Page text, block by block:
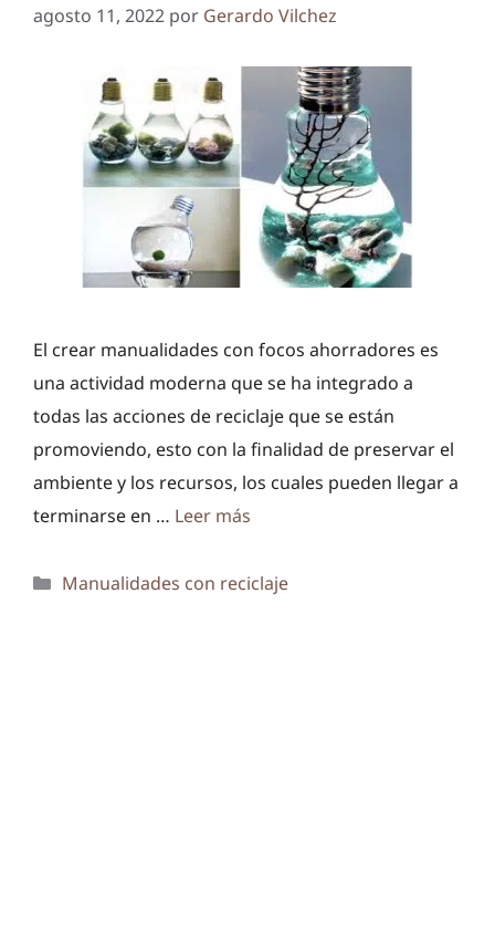
agosto 11, 2022 por Gerardo Vilchez
El crear manualidades con focos ahorradores es
una actividad moderna que se ha integrado a
todas las acciones de reciclaje que se están
promoviendo, esto con la finalidad de preservar el
ambiente y los recursos, los cuales pueden llegar a
terminarse en … Leer más
Categorías
Manualidades con reciclaje